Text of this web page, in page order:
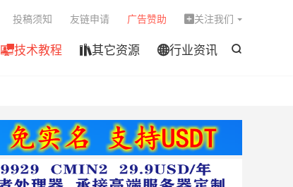

技术教程 其它资源 行业资讯
投稿须知 友链申请 广告赞助  关注我们